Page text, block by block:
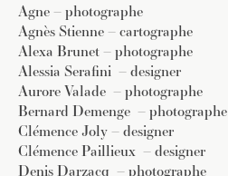
Agne – photographe
Agnès Stienne – cartographe
Alexa Brunet – photographe
Alessia Serafini – designer
Aurore Valade – photographe
Bernard Demenge – photographe
Clémence Joly – designer
Clémence Paillieux – designer
Denis Darzacq – photographe